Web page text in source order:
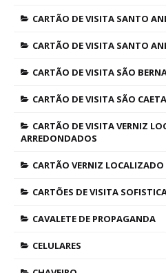
CARTÃO DE VISITA SANTO
CARTÃO DE VISITA SANTO
CARTÃO DE VISITA SÃO
CARTÃO DE VISITA SÃO
CARTÃO DE VISITA VERNIZ
ARREDONDADOS
CARTÃO VERNIZ LOCALIZADO
CARTÕES DE VISITA
CAVALETE DE PROPAGANDA
CELULARES